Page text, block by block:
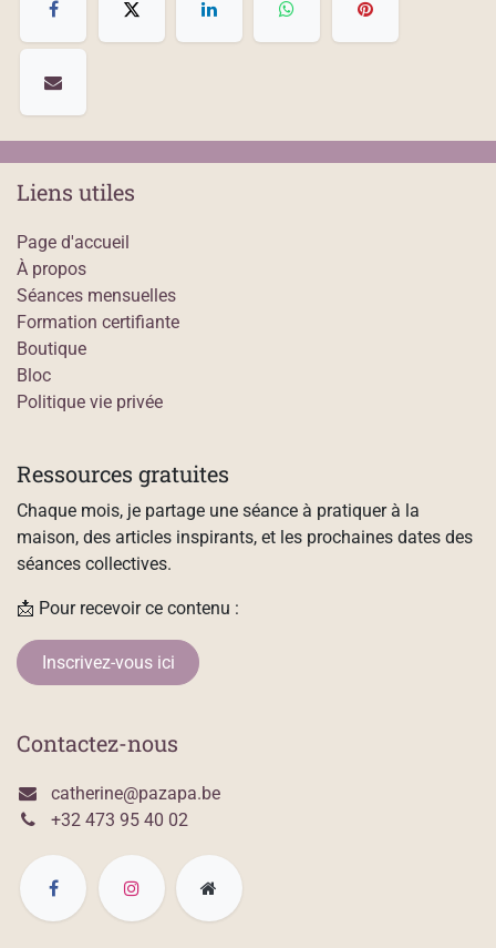
Liens utiles
Page d'accueil
À propos
Séances mensuelles
Formation certifiante
Boutique
Bloc
Politique vie privée
Ressources gratuites
Chaque mois, je partage une séance à pratiquer à la
maison, des articles inspirants, et les prochaines dates des
séances collectives.
📩 Pour recevoir ce contenu :
Inscrivez-vous ici
Contactez-nous
catherine@pazapa.be
+32 473 95 40 02